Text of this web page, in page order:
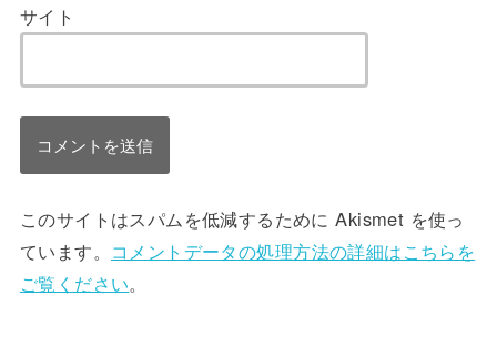
サイト
このサイトはスパムを低減するために Akismet を使っ
ています。 コメントデータの処理方法の詳細はこちらを
ご覧ください。